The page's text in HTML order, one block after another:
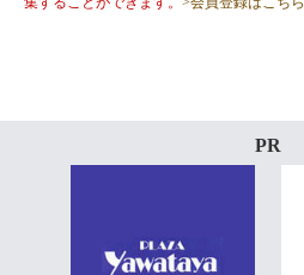
PR